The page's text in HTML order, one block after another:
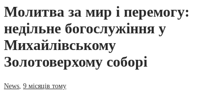
Молитва за мир і перемогу:
недільне богослужіння у
Михайлівському
Золотоверхому соборі
News 9 місяців тому